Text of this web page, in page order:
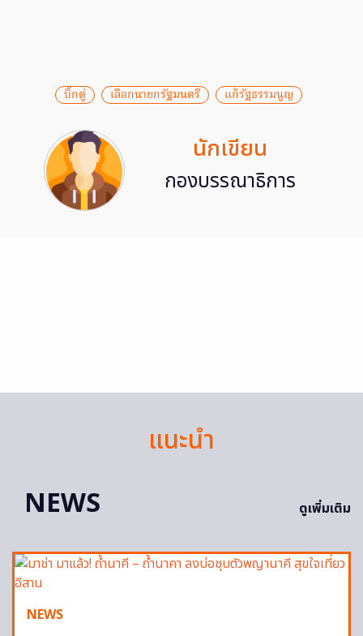
บิ๊กตู่ เลือกนายกรัฐมนตรี แก้รัฐธรรมนูญ
นักเขียน
กองบรรณาธิการ
แนะนำ
NEWS
ดูเพิ่มเติม
NEWS